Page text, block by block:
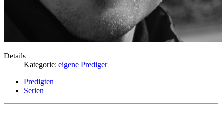
Details
Kategorie: eigene Prediger
Predigten
Serien